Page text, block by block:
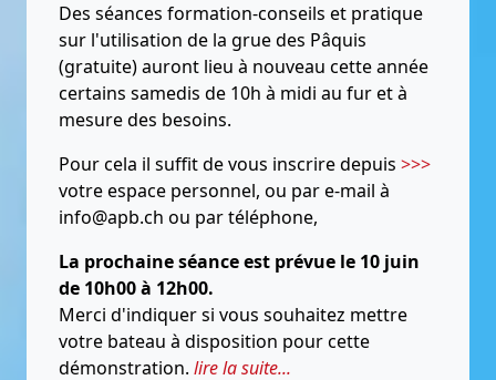
Des séances formation-conseils et pratique
sur l'utilisation de la grue des Pâquis
(gratuite) auront lieu à nouveau cette année
certains samedis de 10h à midi au fur et à
mesure des besoins.
Pour cela il suffit de vous inscrire depuis >>>
votre espace personnel, ou par e-mail à
info@apb.ch ou par téléphone,
La prochaine séance est prévue le 10 juin
de 10h00 à 12h00.
Merci d'indiquer si vous souhaitez mettre
votre bateau à disposition pour cette
démonstration. lire la suite...